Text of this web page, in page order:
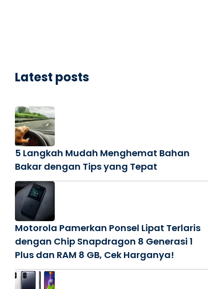
Latest posts
5 Langkah Mudah Menghemat Bahan
Bakar dengan Tips yang Tepat
Motorola Pamerkan Ponsel Lipat Terlaris
dengan Chip Snapdragon 8 Generasi 1
Plus dan RAM 8 GB, Cek Harganya!